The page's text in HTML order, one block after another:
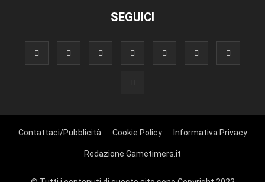
SEGUICI
Contattaci/Pubblicità Cookie Policy Informativa Privacy
Redazione Gametimers.it